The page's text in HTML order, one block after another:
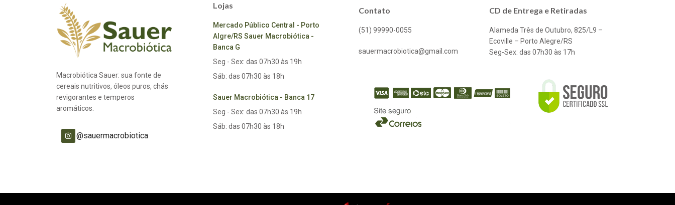
Macrobiótica Sauer: sua fonte de
cereais nutritivos, óleos puros, chás
revigorantes e temperos
aromáticos.
@sauermacrobiotica
Lojas
Mercado Público Central - Porto
Algre/RS Sauer Macrobiótica -
Banca G
Seg - Sex: das 07h30 às 19h
Sáb: das 07h30 às 18h
Sauer Macrobiótica - Banca 17
Seg - Sex: das 07h30 às 19h
Sáb: das 07h30 às 18h
Contato
(51) 99990-0055
sauermacrobiotica@gmail.com
CD de Entrega e Retiradas
Alameda Três de Outubro, 825/L9 –
Ecoville – Porto Alegre/RS
Seg-Sex: das 07h30 às 17h